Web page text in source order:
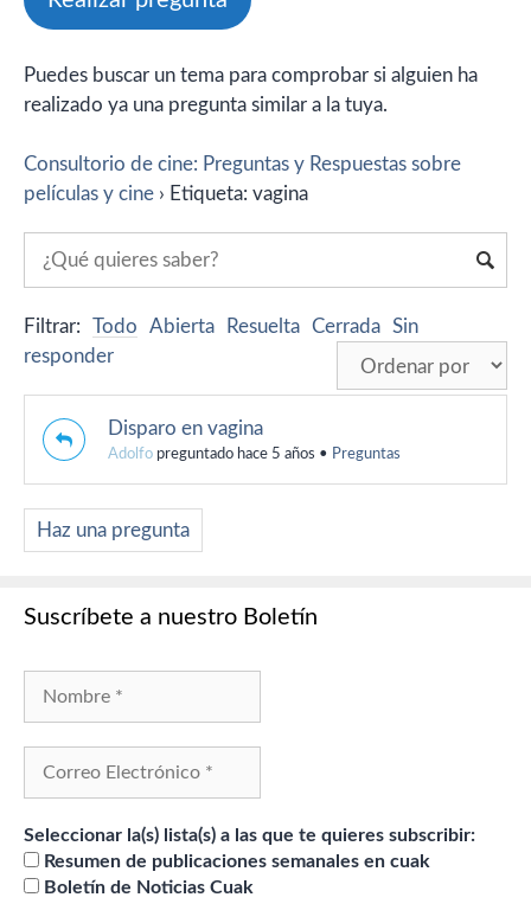
Puedes buscar un tema para comprobar si alguien ha
realizado ya una pregunta similar a la tuya.
Consultorio de cine: Preguntas y Respuestas sobre
películas y cine › Etiqueta: vagina
Filtrar: Todo Abierta Resuelta Cerrada Sin
responder
Disparo en vagina
Adolfo preguntado hace 5 años • Preguntas
Haz una pregunta
Suscríbete a nuestro Boletín
Seleccionar la(s) lista(s) a las que te quieres subscribir:
Resumen de publicaciones semanales en cuak
Boletín de Noticias Cuak